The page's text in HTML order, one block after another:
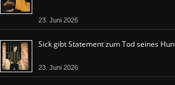
23. Juni 2026
Sick gibt Statement zum Tod seines
23. Juni 2026